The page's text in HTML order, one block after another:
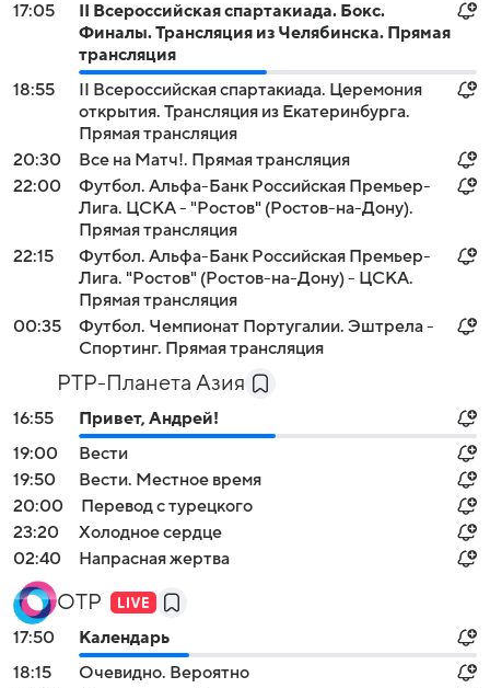
17:05
II Всероссийская спартакиада. Бокс.
Финалы. Трансляция из Челябинска. Прямая
трансляция
18:55
II Всероссийская спартакиада. Церемония
открытия. Трансляция из Екатеринбурга.
Прямая трансляция
20:30
Все на Матч!. Прямая трансляция
22:00
Футбол. Альфа-Банк Российская Премьер-
Лига. ЦСКА - "Ростов" (Ростов-на-Дону).
Прямая трансляция
22:15
Футбол. Альфа-Банк Российская Премьер-
Лига. "Ростов" (Ростов-на-Дону) - ЦСКА.
Прямая трансляция
00:35
Футбол. Чемпионат Португалии. Эштрела -
Спортинг. Прямая трансляция
РТР-Планета Азия
16:55
Привет, Андрей!
19:00
Вести
19:50
Вести. Местное время
20:00
Перевод с турецкого
23:20
Холодное сердце
02:40
Напрасная жертва
ОТР
17:50
Календарь
18:15
Очевидно. Вероятно